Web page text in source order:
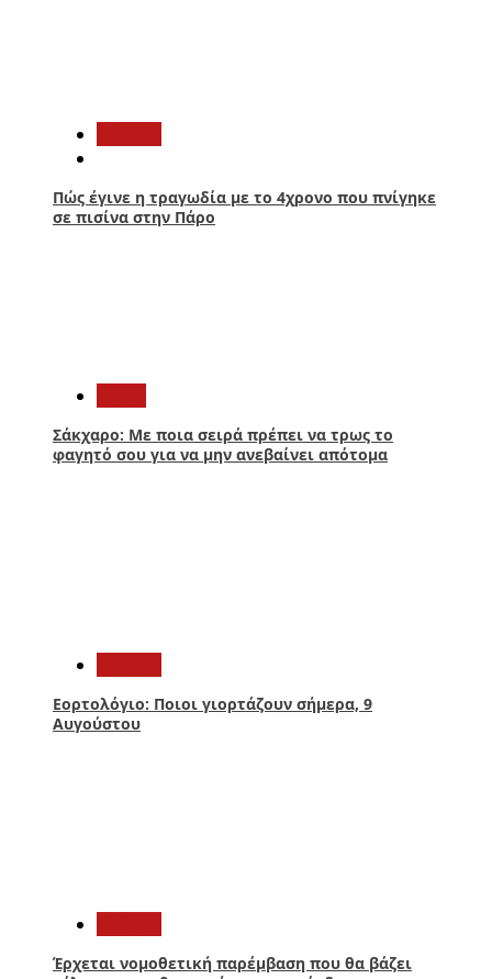
Πώς έγινε η τραγωδία με το 4χρονο που πνίγηκε
σε πισίνα στην Πάρο
Σάκχαρο: Με ποια σειρά πρέπει να τρως το
φαγητό σου για να μην ανεβαίνει απότομα
Εορτολόγιο: Ποιοι γιορτάζουν σήμερα, 9
Αυγούστου
Έρχεται νομοθετική παρέμβαση που θα βάζει